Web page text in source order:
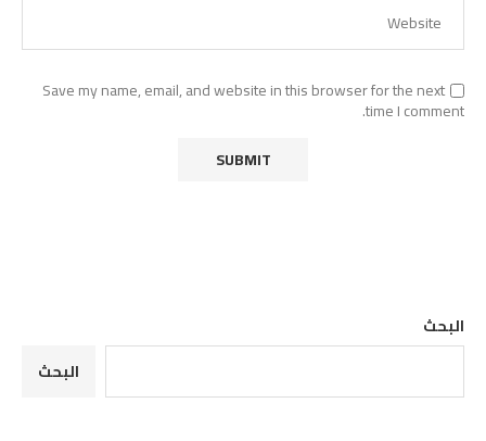
Save my name, email, and website in this browser for the next
time I comment.
البحث
البحث